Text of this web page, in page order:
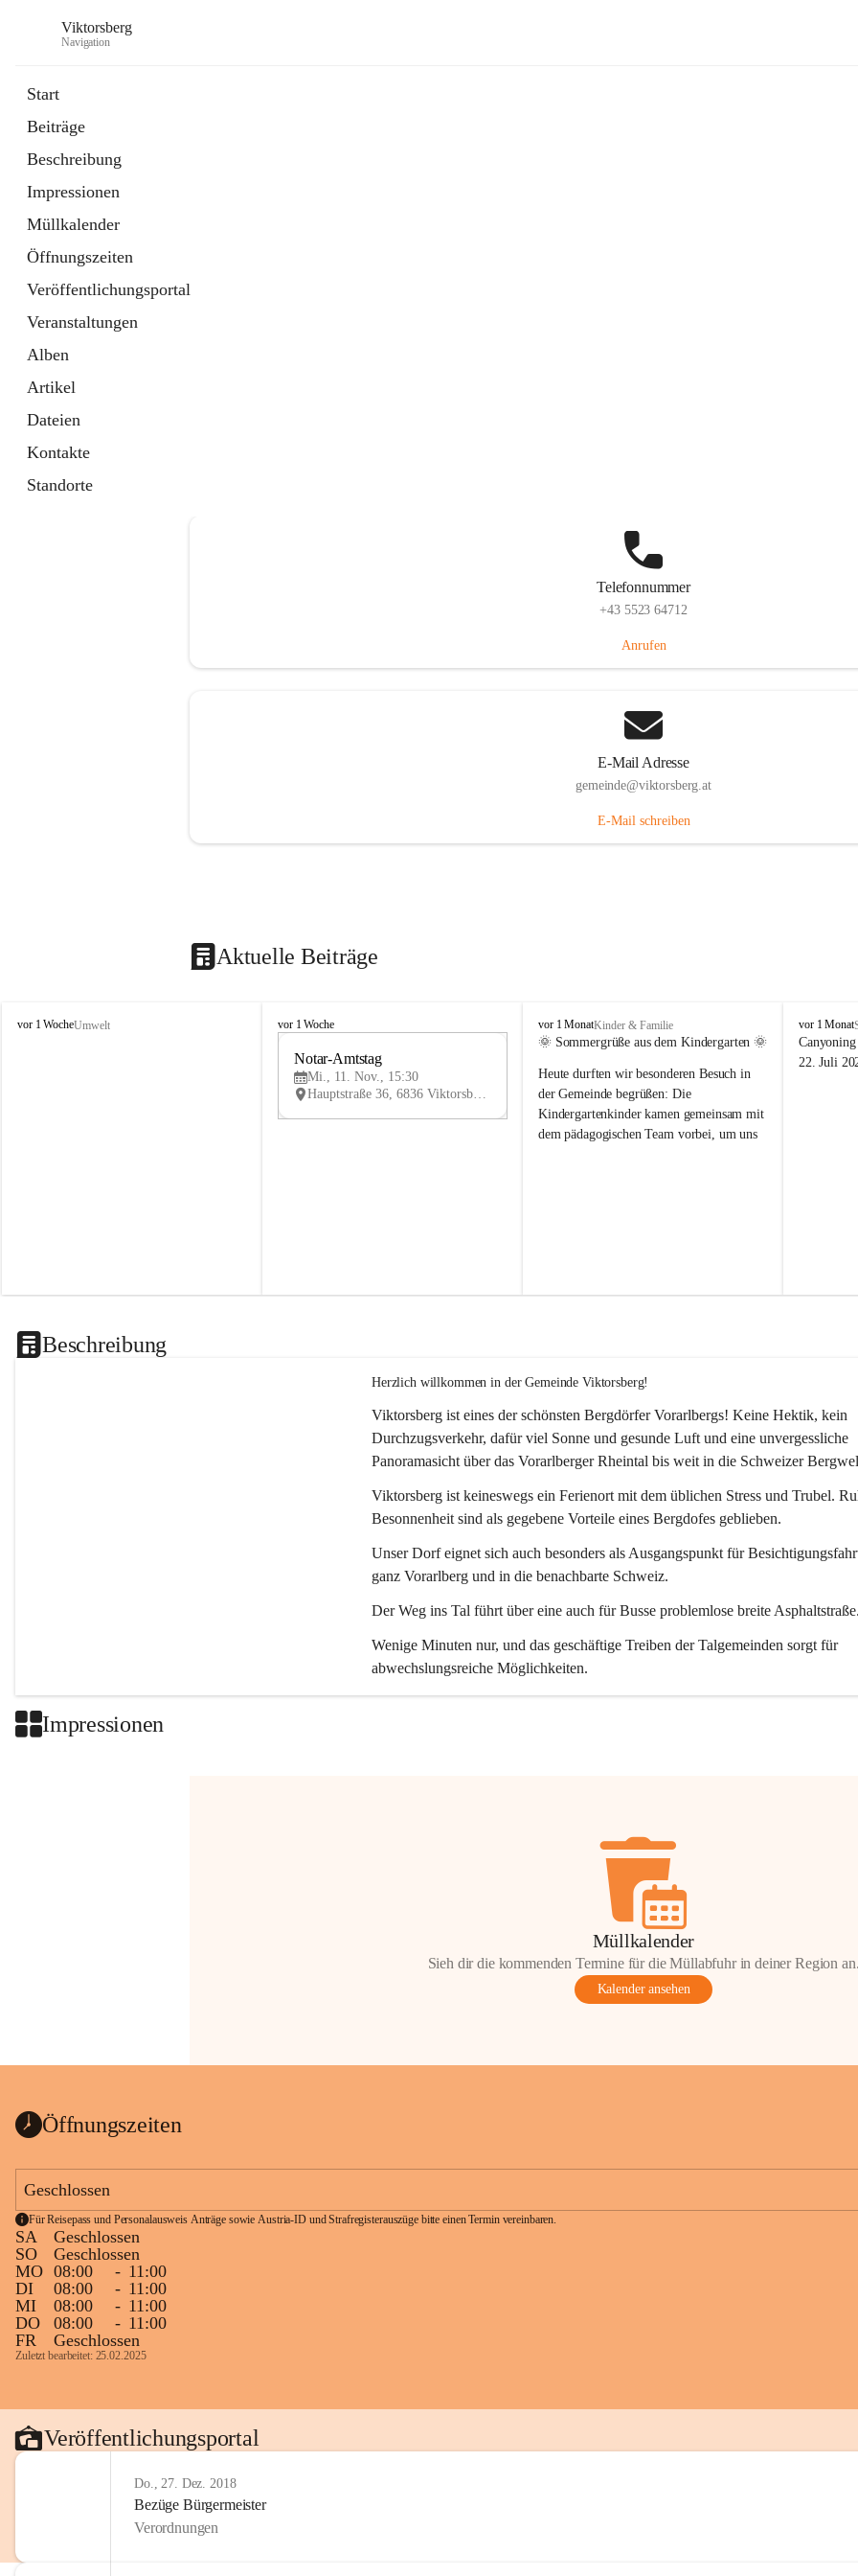
Viktorsberg
Navigation
Start
Beiträge
Beschreibung
Impressionen
Müllkalender
Öffnungszeiten
Veröffentlichungsportal
Veranstaltungen
Alben
Artikel
Dateien
Kontakte
Standorte
Telefonnummer
+43 5523 64712
Anrufen
E-Mail Adresse
gemeinde@viktorsberg.at
E-Mail schreiben
Aktuelle Beiträge
V
vor 1 WocheUmwelt
V
vor 1 Woche
V
Notar-Amtstag
Mi., 11. Nov., 15:30
Hauptstraße 36, 6836 Viktorsberg, AUT
V
i
t
o
r
s
vor 1 MonatKinder & Familie
🌞 Sommergrüße aus dem Kindergarten 🌞
Heute durften wir besonderen Besuch in
der Gemeinde begrüßen: Die
Kindergartenkinder kamen gemeinsam mit
dem pädagogischen Team vorbei, um uns
V
i
k
vor 1 Monat
22. Juli
Beschreibung
Herzlich willkommen in der Gemeinde Viktorsberg!
Viktorsberg ist eines der schönsten Bergdörfer Vorarlbergs! Keine Hektik, kein
Durchzugsverkehr, dafür viel Sonne und gesunde Luft und eine unvergessliche
Panoramasicht über das Vorarlberger Rheintal bis weit in die Schweizer
Viktorsberg ist keineswegs ein Ferienort mit dem üblichen Stress und Trubel.
Besonnenheit sind als gegebene Vorteile eines Bergdofes geblieben.
Unser Dorf eignet sich auch besonders als Ausgangspunkt für
ganz Vorarlberg und in die benachbarte Schweiz.
Der Weg ins Tal führt über eine auch für Busse problemlose breite
Wenige Minuten nur, und das geschäftige Treiben der Talgemeinden sorgt für
abwechslungsreiche Möglichkeiten.
Impressionen
Müllkalender
Sieh dir die kommenden Termine für die Müllabfuhr in deiner Region
Kalender ansehen
Öffnungszeiten
Geschlossen
Für Reisepass und Personalausweis Anträge sowie Austria-ID und Strafregisterauszüge bitte einen Termin vereinbaren.
SA
Geschlossen
SO
Geschlossen
MO 08:00 - 11:00
DI
08:00 - 11:00
MI
08:00 - 11:00
DO
08:00 - 11:00
FR
Geschlossen
Zuletzt bearbeitet: 25.02.2025
Veröffentlichungsportal
Do., 27. Dez. 2018
Bezüge Bürgermeister
Verordnungen